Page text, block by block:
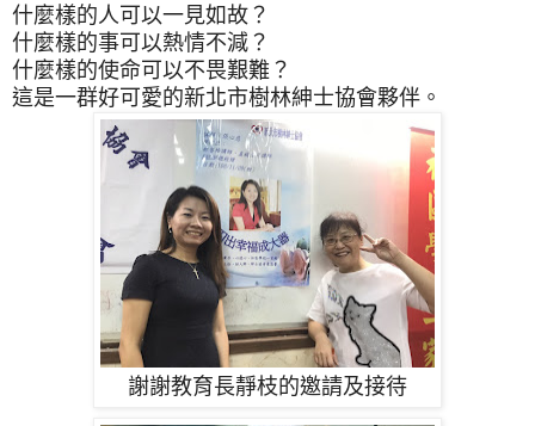
什麼樣的人可以一見如故？
什麼樣的事可以熱情不減？
什麼樣的使命可以不畏艱難？
這是一群好可愛的新北市樹林紳士協會夥伴。
謝謝教育長靜枝的邀請及接待